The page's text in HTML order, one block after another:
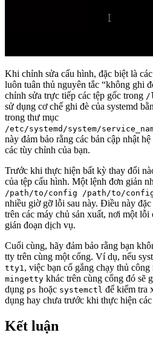
Khi chỉnh sửa cấu hình, đặc biệt là
luôn tuân thủ nguyên tắc “không ghi
chỉnh sửa trực tiếp các tệp gốc trong /
sử dụng cơ chế ghi đè của systemd
trong thư mục
/etc/systemd/system/
này đảm bảo rằng các bản cập nhật
các tùy chỉnh của bạn.
Trước khi thực hiện bất kỳ thay đổi
của tệp cấu hình. Một lệnh đơn giản
/path/to/config /path/to/
nhiều giờ gỡ lỗi sau này. Điều này
trên các máy chủ sản xuất, nơi một lỗi
gián đoạn dịch vụ.
Cuối cùng, hãy đảm bảo rằng bạn
tty trên cùng một cổng. Ví dụ, nếu
tty1 , việc bạn cố gắng chạy thủ
mingetty khác trên cùng cổng đó sẽ
dụng ps hoặc systemctl để kiểm tra
dụng hay chưa trước khi thực hiện
Kết luận